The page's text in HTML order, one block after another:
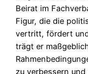
Beirat im
Figur, die die
vertritt, fördert
trägt er
zu verbessern